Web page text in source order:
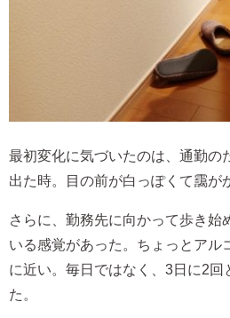
最初変化に気づいたのは、通勤の
出た時。目の前が白っぽくて靄が
さらに、勤務先に向かって歩き始
いる感覚があった。ちょっとアル
に近い。毎日ではなく、3日に2回
た。